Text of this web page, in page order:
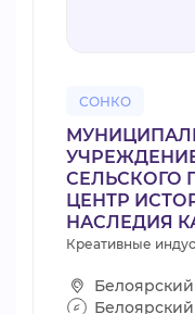
СОНКО
СЕЛЬСКОГО
ЦЕНТР
НАСЛЕДИЯ
Креативные